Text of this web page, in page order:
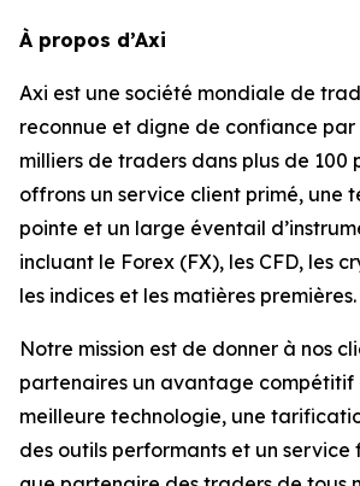
À propos d’Axi
Axi est une société mondiale de
reconnue et digne de confiance par
milliers de traders dans plus de 100
offrons un service client primé, une
pointe et un large éventail
incluant le Forex (FX), les CFD, les
les indices et les matières premières.
Notre mission est de donner à nos
partenaires un avantage
meilleure technologie, une
des outils performants et un service